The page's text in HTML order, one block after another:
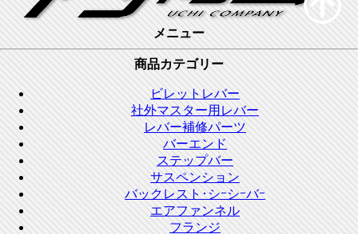
メニュー
商品カテゴリー
ビレットレバー
社外マスター用レバー
レバー補修パーツ
バーエンド
ステップバー
サスペンション
バックレスト･シｰシｰバｰ
エアファンネル
フランジ